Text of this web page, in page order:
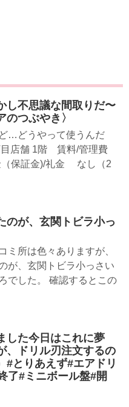
し不思議な間取りだ〜
のつぶやき〉
…どうやって使うんだ
目店舗 1階 賃料/管理費
（保証金)/礼金 なし（2
のが、玄関トビラ小っ
ミ所は色々ありますが、
が、玄関トビラ小っさい
でした。 確認するとこの
した今日はこれに夢
、ドリル刃注文するの
#とりあえず#エアドリ
了#ミニボール盤#開